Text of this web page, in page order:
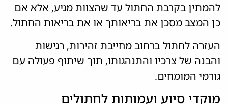
להמתין בקרבת החתול עד שהצוות מגיע, אלא אם
כן המצב מסכן את בריאותך או את בריאות החתול.
העזרה לחתול ברחוב מחייבת זהירות, רגישות
והבנה של צרכיו והתנהגותו, תוך שיתוף פעולה עם
גורמי המומחים.
מוקדי סיוע ועמותות לחתולים